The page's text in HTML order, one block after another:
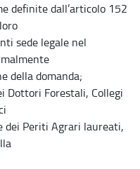
definite dall’articolo 152
sede legale nel
della domanda;
Dottori Forestali, Collegi
dei Periti Agrari laureati,